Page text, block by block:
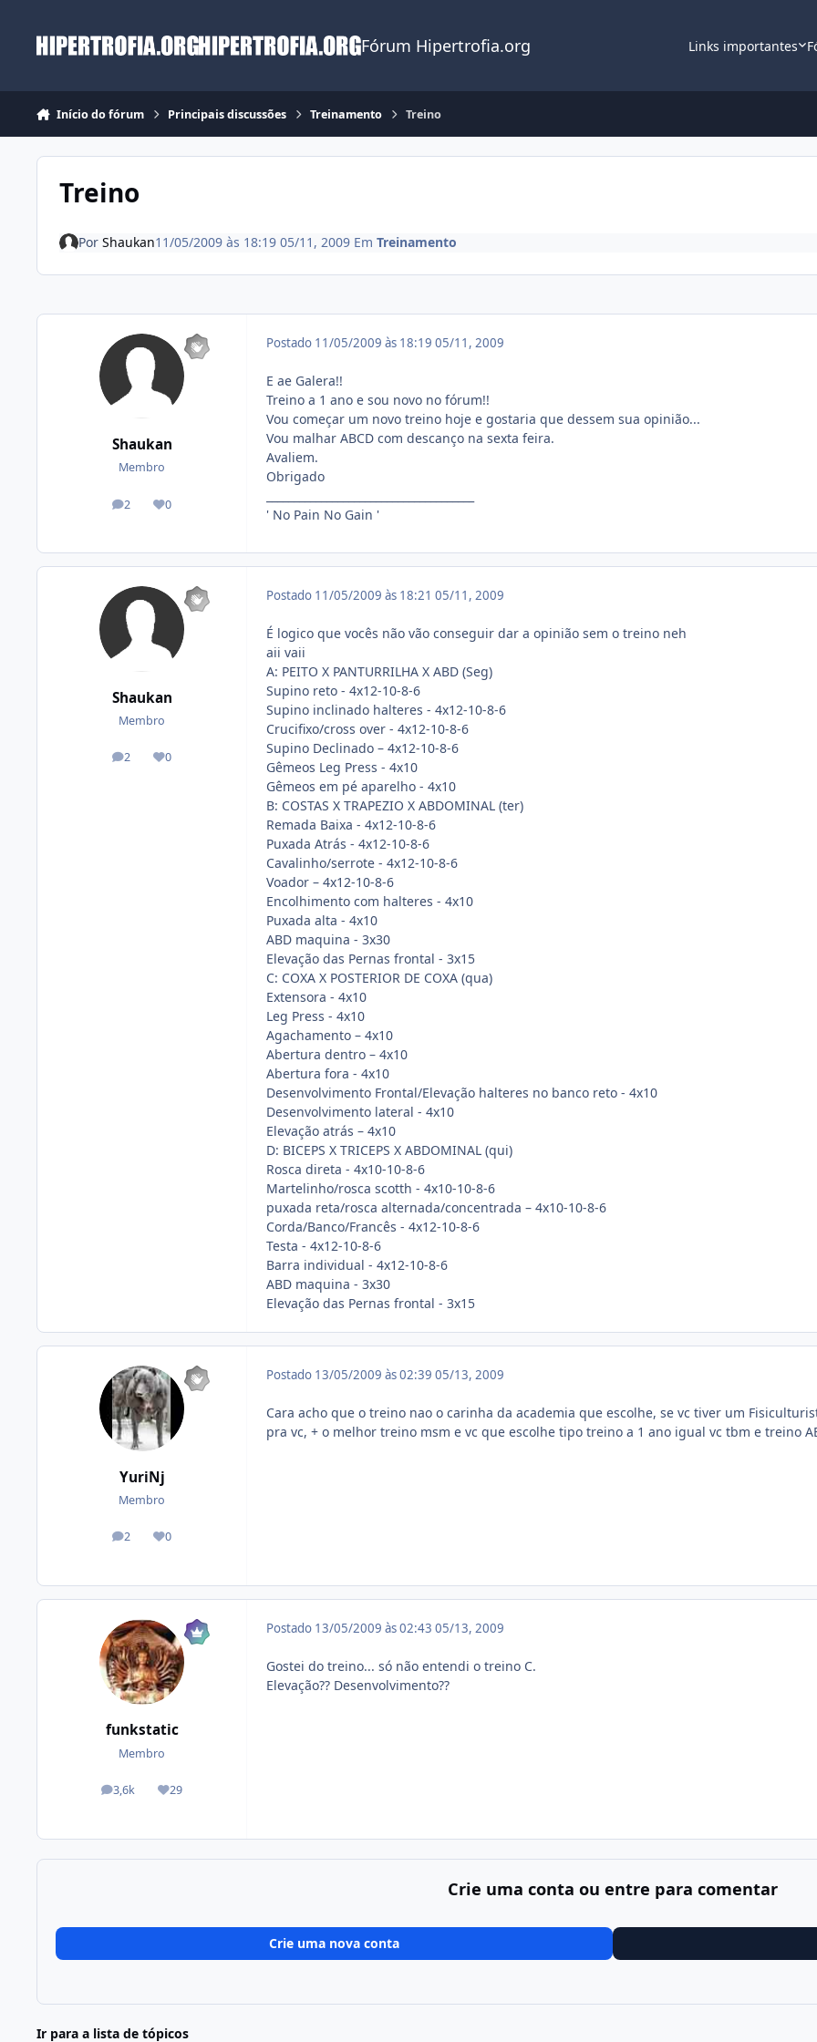
Fórum Hipertrofia.org Links importantes
Início do fórum Principais discussões Treinamento Treino
Treino
Por Shaukan11/05/2009 às 18:19 05/11, 2009 Em Treinamento
Shaukan
Membro
2
posts 0
Reputação
Postado 11/05/2009 às 18:19 05/11, 2009
E ae Galera!!
Treino a 1 ano e sou novo no fórum!!
Vou começar um novo treino hoje e gostaria que dessem sua opinião...
Vou malhar ABCD com descanço na sexta feira.
Avaliem.
Obrigado
' No Pain No Gain '
Shaukan
Membro
2
posts 0
Reputação
Postado 11/05/2009 às 18:21 05/11, 2009
É logico que vocês não vão conseguir dar a opinião sem o treino neh
aii vaii
A: PEITO X PANTURRILHA X ABD (Seg)
Supino reto - 4x12-10-8-6
Supino inclinado halteres - 4x12-10-8-6
Crucifixo/cross over - 4x12-10-8-6
Supino Declinado – 4x12-10-8-6
Gêmeos Leg Press - 4x10
Gêmeos em pé aparelho - 4x10
B: COSTAS X TRAPEZIO X ABDOMINAL (ter)
Remada Baixa - 4x12-10-8-6
Puxada Atrás - 4x12-10-8-6
Cavalinho/serrote - 4x12-10-8-6
Voador – 4x12-10-8-6
Encolhimento com halteres - 4x10
Puxada alta - 4x10
ABD maquina - 3x30
Elevação das Pernas frontal - 3x15
C: COXA X POSTERIOR DE COXA (qua)
Extensora - 4x10
Leg Press - 4x10
Agachamento – 4x10
Abertura dentro – 4x10
Abertura fora - 4x10
Desenvolvimento Frontal/Elevação halteres no banco reto - 4x10
Desenvolvimento lateral - 4x10
Elevação atrás – 4x10
D: BICEPS X TRICEPS X ABDOMINAL (qui)
Rosca direta - 4x10-10-8-6
Martelinho/rosca scotth - 4x10-10-8-6
puxada reta/rosca alternada/concentrada – 4x10-10-8-6
Corda/Banco/Francês - 4x12-10-8-6
Testa - 4x12-10-8-6
Barra individual - 4x12-10-8-6
ABD maquina - 3x30
Elevação das Pernas frontal - 3x15
YuriNj
Membro
2
posts 0
Reputação
Postado 13/05/2009 às 02:39 05/13, 2009
Cara acho que o treino nao o carinha da academia que escolhe, se vc tiver um
pra vc, + o melhor treino msm e vc que escolhe tipo treino a 1 ano igual vc tbm e treino
funkstatic
Membro
3,6k
posts 29
Reputação
Postado 13/05/2009 às 02:43 05/13, 2009
Gostei do treino... só não entendi o treino C.
Elevação?? Desenvolvimento??
Crie uma conta ou entre para comentar
Crie uma nova conta
Ir para a lista de tópicos